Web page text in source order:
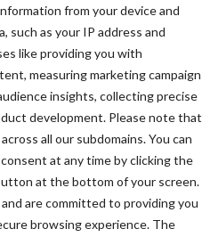
from your device and
such as your IP address and
like providing you with
measuring marketing campaign
insights, collecting precise
development. Please note that
all our subdomains. You can
at any time by clicking the
at the bottom of your screen.
are committed to providing you
browsing experience. The
om alert te zijn op
verspreiding van het virus